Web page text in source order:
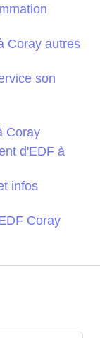
Coray autres
son
Coray
d'EDF à
infos
Coray